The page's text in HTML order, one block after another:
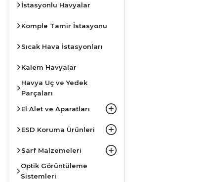
İstasyonlu Havyalar
Komple Tamir İstasyonu
Sıcak Hava İstasyonları
Kalem Havyalar
Havya Uç ve Yedek
Parçaları
El Alet ve Aparatları
ESD Koruma Ürünleri
Sarf Malzemeleri
Optik Görüntüleme
Sistemleri